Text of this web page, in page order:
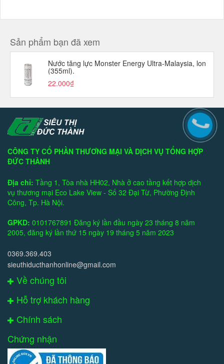
Sản phẩm bạn đã xem
Nước tăng lực Monster Energy Ultra-Malaysia, lon
(355ml).
22.000₫
CÔNG TY CỔ PHẦN THƯƠNG MẠI VÀ DỊCH VỤ TỔNG HỢP
ĐỨC THÀNH
Địa chỉ: Tầng 1, Tòa nhà HH02, Nhà ở cao tầng kết hợp dịch
vụ thương mại Eco Lake View - Số 32 Đại Từ, Phường Định
Công, Tp. Hà Nội.
GPKD: 0101767891 Đăng ký lần đầu ngày 23 tháng 8 năm
2005, đăng ký lần thứ 15 ngày 19 tháng 5 năm 2023
0369.369.403
sieuthiducthanhonline@gmail.com
Về chúng tôi
Hỗ trợ khách hàng
Chính sách
Chứng nhận